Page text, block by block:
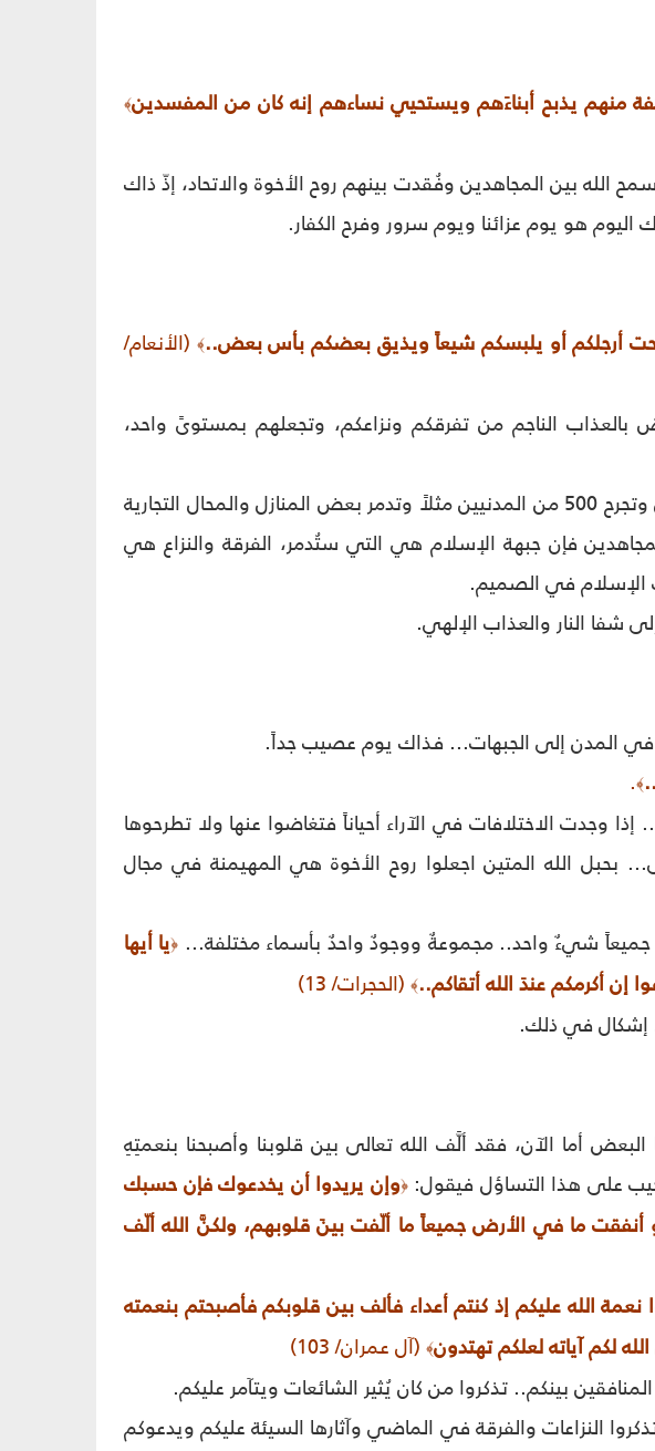
يذبح أبناءَهم ويستحيي نساءهم إنه كان من المفسدين﴾
الله بين المجاهدين وفُقدت بينهم روح الأخوة والاتحاد، إذّ ذاك
هو يوم عزائنا ويوم سرور وفرح الكفار.
أرجلكم أو يلبسكم شيعاً ويذيق بعضكم بأس بعض..﴾ (الأنعام/
بالعذاب الناجم من تفرقكم ونزاعكم، وتجعلهم بمستوىً واحد،
الصواريخ المدمرة تقصف محلةً واحدةً أو منطقةً واحدة فتقتل وتجرح 500 من المدنيين مثلاً وتدمر بعض المنازل والمحال التجارية
فإن جبهة الإسلام هي التي ستُدمر، الفرقة والنزاع هي
الإسلام في الصميم.
شفا النار والعذاب الإلهي.
في المدن إلى الجبهات... فذاك يوم عصيب جداً.
﴾.
وجدت الاختلافات في الآراء أحياناً فتغاضوا عنها ولا تطرحوها
بحبل الله المتين اجعلوا روح الأخوة هي المهيمنة في مجال
شيءٌ واحد.. مجموعةٌ ووجودٌ واحدٌ بأسماء مختلفة... ﴿يا أيها
إن أكرمكم عندَ الله أتقاكم..﴾ (الحجرات/ 13)
إشكال في ذلك.
أما الآن، فقد ألَّف الله تعالى بين قلوبنا وأصبحنا بنعمتِهِ
على هذا التساؤل فيقول:﴿وإن يريدوا أن يخدعوك فإن حسبك
أنفقت ما في الأرض جميعاً ما ألّفت بينَ قلوبهم، ولكنَّ الله ألّف
نعمة الله عليكم إذ كنتم أعداء فألف بين قلوبكم فأصبحتم بنعمته
لكم آياته لعلكم تهتدون﴾ (آل عمران/ 103)
بينكم.. تذكروا من كان يُثير الشائعات ويتآمر عليكم.
النزاعات والفرقة في الماضي وآثارها السيئة عليكم ويدعوكم